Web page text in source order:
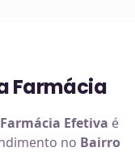
Farmácia
Farmácia Efetiva é
no Bairro